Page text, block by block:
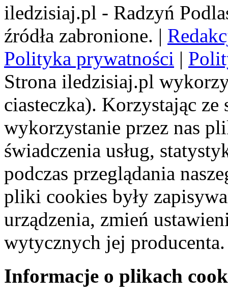
iledzisiaj.pl - Radzyń
źródła zabronione. |
Polityka prywatności |
Strona iledzisiaj.pl
ciasteczka). Korzystając
wykorzystanie przez nas
świadczenia usług,
podczas przeglądania
pliki cookies były
urządzenia, zmień
wytycznych jej producenta.
Informacje o plikach